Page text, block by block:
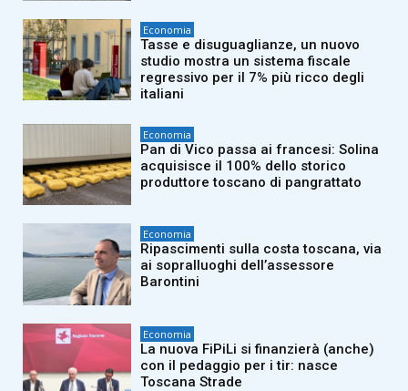
Economia
Tasse e disuguaglianze, un nuovo
studio mostra un sistema fiscale
regressivo per il 7% più ricco degli
italiani
Economia
Pan di Vico passa ai francesi: Solina
acquisisce il 100% dello storico
produttore toscano di pangrattato
Economia
Ripascimenti sulla costa toscana, via
ai sopralluoghi dell’assessore
Barontini
Economia
La nuova FiPiLi si finanzierà (anche)
con il pedaggio per i tir: nasce
Toscana Strade